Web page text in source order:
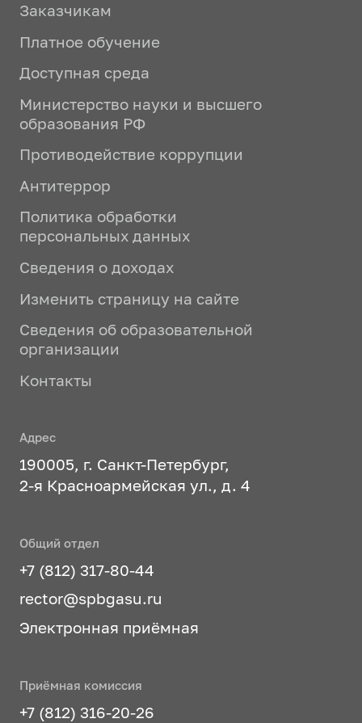
Заказчикам
Платное обучение
Доступная среда
Министерство науки и высшего
образования РФ
Противодействие коррупции
Антитеррор
Политика обработки
персональных данных
Сведения о доходах
Изменить страницу на сайте
Сведения об образовательной
организации
Контакты
Адрес
190005, г. Санкт-Петербург,
2-я Красноармейская ул., д. 4
Общий отдел
+7 (812) 317-80-44
rector@spbgasu.ru
Электронная приёмная
Приёмная комиссия
+7 (812) 316-20-26